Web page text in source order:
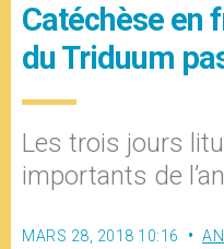
Catéchèse en
du Triduum
Les trois jours
importants de
MARS 28, 2018 10:16